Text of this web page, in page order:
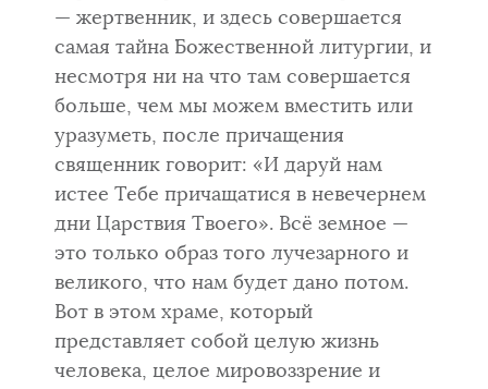
— жертвенник, и здесь соверша­ется
самая тайна Божественной литургии, и
несмотря ни на что там со­вершается
больше, чем мы можем вместить или
уразуметь, после причаще­ния
священник говорит: «И даруй нам
истее Тебе причащатися в невечер­нем
дни Царствия Твоего». Всё земное —
это только образ того лучезарно­го и
великого, что нам будет дано потом.
Вот в этом храме, который
представляет собой целую жизнь
человека, целое мировоззрение и